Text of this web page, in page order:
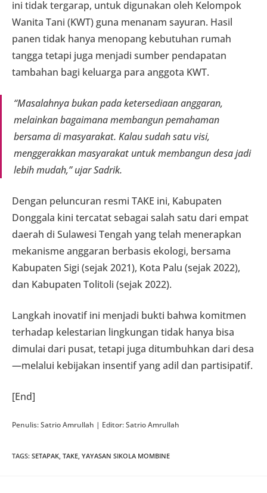
ini tidak tergarap, untuk digunakan oleh Kelompok
Wanita Tani (KWT) guna menanam sayuran. Hasil
panen tidak hanya menopang kebutuhan rumah
tangga tetapi juga menjadi sumber pendapatan
tambahan bagi keluarga para anggota KWT.
“Masalahnya bukan pada ketersediaan anggaran,
melainkan bagaimana membangun pemahaman
bersama di masyarakat. Kalau sudah satu visi,
menggerakkan masyarakat untuk membangun desa jadi
lebih mudah,” ujar Sadrik.
Dengan peluncuran resmi TAKE ini, Kabupaten
Donggala kini tercatat sebagai salah satu dari empat
daerah di Sulawesi Tengah yang telah menerapkan
mekanisme anggaran berbasis ekologi, bersama
Kabupaten Sigi (sejak 2021), Kota Palu (sejak 2022),
dan Kabupaten Tolitoli (sejak 2022).
Langkah inovatif ini menjadi bukti bahwa komitmen
terhadap kelestarian lingkungan tidak hanya bisa
dimulai dari pusat, tetapi juga ditumbuhkan dari desa
—melalui kebijakan insentif yang adil dan partisipatif.
[End]
Penulis: Satrio Amrullah | Editor: Satrio Amrullah
TAGS: SETAPAK, TAKE, YAYASAN SIKOLA MOMBINE